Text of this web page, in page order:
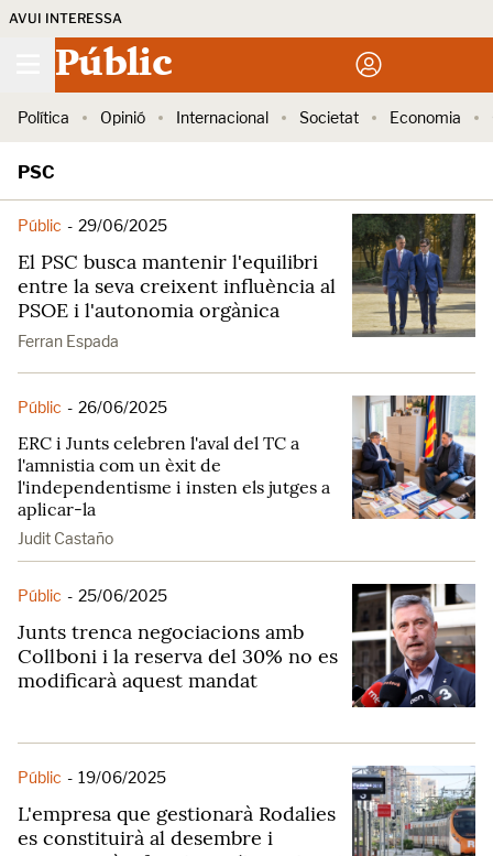
AVUI INTERESSA
Públic
Política Opinió Internacional Societat Economia
PSC
Públic - 29/06/2025
El PSC busca mantenir l'equilibri
entre la seva creixent influència al
PSOE i l'autonomia orgànica
Ferran Espada
Públic - 26/06/2025
ERC i Junts celebren l'aval del TC a
l'amnistia com un èxit de
l'independentisme i insten els jutges a
aplicar-la
Judit Castaño
Públic - 25/06/2025
Junts trenca negociacions amb
Collboni i la reserva del 30% no es
modificarà aquest mandat
Públic - 19/06/2025
L'empresa que gestionarà Rodalies
es constituirà al desembre i